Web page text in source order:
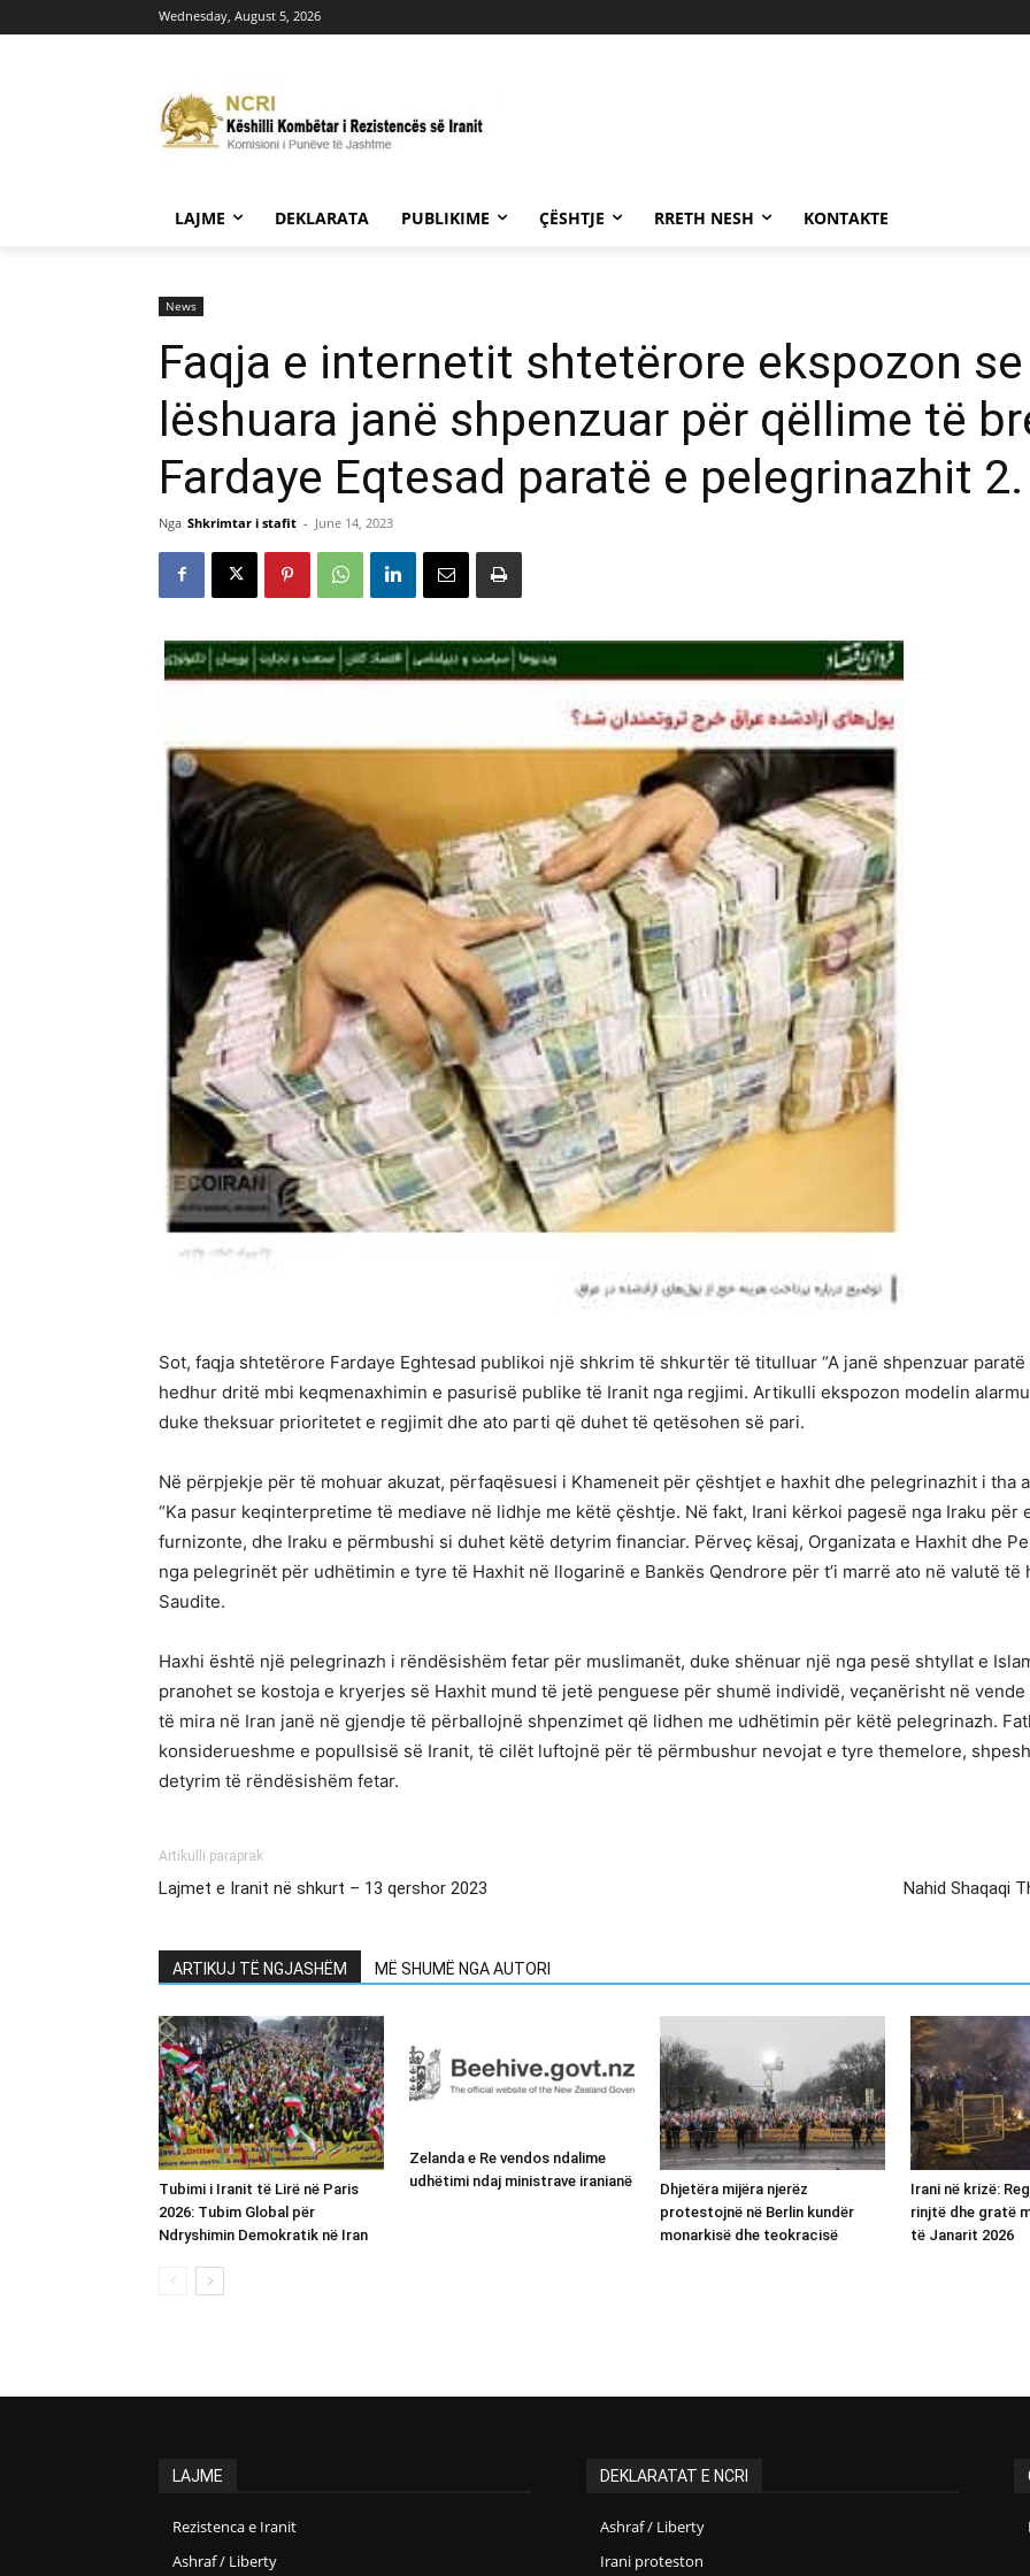
Wednesday, August 5, 2026
LAJME DEKLARATA PUBLIKIME ÇËSHTJE RRETH NESH KONTAKTE
News
Faqja e internetit shtetërore ekspozon
lëshuara janë shpenzuar për qëllime të
Fardaye Eqtesad paratë e pelegrinazhit 2.
Nga Shkrimtar i stafit - June 14, 2023
Sot, faqja shtetërore Fardaye Eghtesad publikoi një shkrim të shkurtër të titulluar “A janë shpenzuar
hedhur dritë mbi keqmenaxhimin e pasurisë publike të Iranit nga regjimi. Artikulli ekspozon modelin
duke theksuar prioritetet e regjimit dhe ato parti që duhet të qetësohen së pari.
Në përpjekje për të mohuar akuzat, përfaqësuesi i Khameneit për çështjet e haxhit dhe pelegrinazhit i tha
“Ka pasur keqinterpretime të mediave në lidhje me këtë çështje. Në fakt, Irani kërkoi pagesë nga Iraku
furnizonte, dhe Iraku e përmbushi si duhet këtë detyrim financiar. Përveç kësaj, Organizata e Haxhit dhe
nga pelegrinët për udhëtimin e tyre të Haxhit në llogarinë e Bankës Qendrore për t’i marrë ato në valutë
Saudite.
Haxhi është një pelegrinazh i rëndësishëm fetar për muslimanët, duke shënuar një nga pesë shtyllat e
pranohet se kostoja e kryerjes së Haxhit mund të jetë penguese për shumë individë, veçanërisht në
të mira në Iran janë në gjendje të përballojnë shpenzimet që lidhen me udhëtimin për këtë pelegrinazh.
konsiderueshme e popullsisë së Iranit, të cilët luftojnë për të përmbushur nevojat e tyre themelore,
detyrim të rëndësishëm fetar.
Artikulli paraprak
Lajmet e Iranit në shkurt – 13 qershor 2023 Nahid Shaqaqi
ARTIKUJ TË NGJASHËM MË SHUMË NGA AUTORI
Tubimi i Iranit të Lirë në Paris
2026: Tubim Global për
Ndryshimin Demokratik në Iran
Zelanda e Re vendos ndalime
udhëtimi ndaj ministrave iranianë
Dhjetëra mijëra njerëz
protestojnë në Berlin kundër
monarkisë dhe teokracisë
Irani në krizë:
rinjtë dhe gratë
të Janarit 2026
LAJME
Rezistenca e Iranit
Ashraf / Liberty
DEKLARATAT E NCRI
Ashraf / Liberty
Irani proteston